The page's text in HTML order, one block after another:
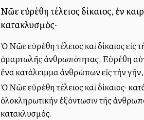
Νῶε εὑρέθη τέλειος δίκαιος, ἐν
κατακλυσμός·
Ὁ Νῶε εὑρέθη τέλειος καὶ δίκαιος εἰς
ἁμαρτωλῆς ἀνθρωπότητας. Εὑρέθη
ἕνα κατάλειμμα ἀνθρώπων εἰς τὴν
Ὁ Νῶε εὑρέθη τέλειος καὶ δίκαιος·
ὁλοκληρωτικὴν ἐξόντωσιν τῆς
κατακλυσμός.